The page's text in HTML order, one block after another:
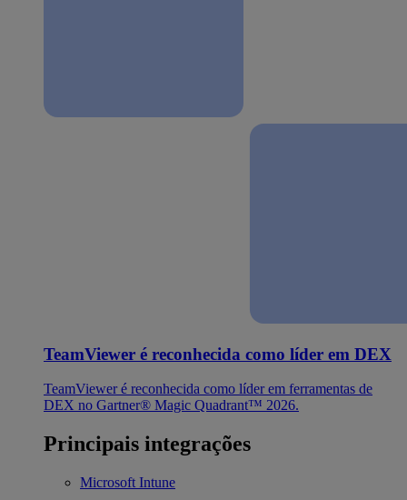
TeamViewer é reconhecida como líder em DEX
TeamViewer é reconhecida como líder em ferramentas de
DEX no Gartner® Magic Quadrant™ 2026.
Principais integrações
Microsoft Intune